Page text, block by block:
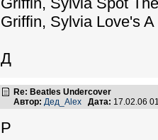
Griffin, Sylvia Love's
Д
Re: Beatles Undercover
Автор: Дед_Alex Дата: 17.02.06
Р